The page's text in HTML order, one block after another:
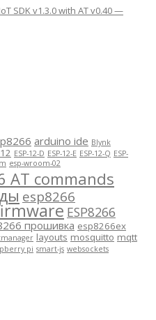
SDK v1.3.0 with AT v0.40 —
arduino ide Blynk
ESP-12-D ESP-12-E ESP-12-Q ESP-
esp-wroom-02
AT commands
esp8266
ESP8266
прошивка esp8266ex
layouts mosquitto mqtt
pi smart-js websockets